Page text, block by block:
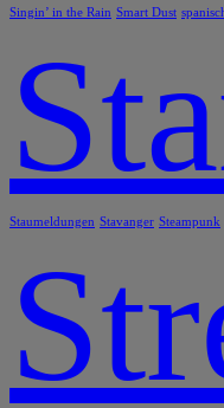
Singin’ in the Rain Smart Dust
Staumeldungen Stavanger Steampunk